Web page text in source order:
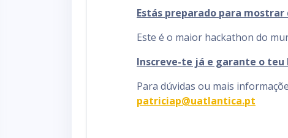
Estás preparado para mostrar
Este é o maior hackathon do
Inscreve-te já e garante o teu
Para dúvidas ou mais
patriciap@uatlantica.pt